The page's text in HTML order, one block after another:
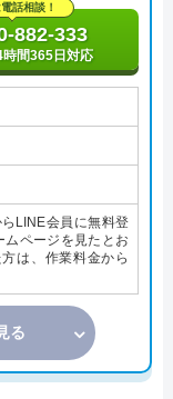
話相談！
882-333
間365日対応
LINE会員に無料登
ページを見たとお
は、作業料金から
る